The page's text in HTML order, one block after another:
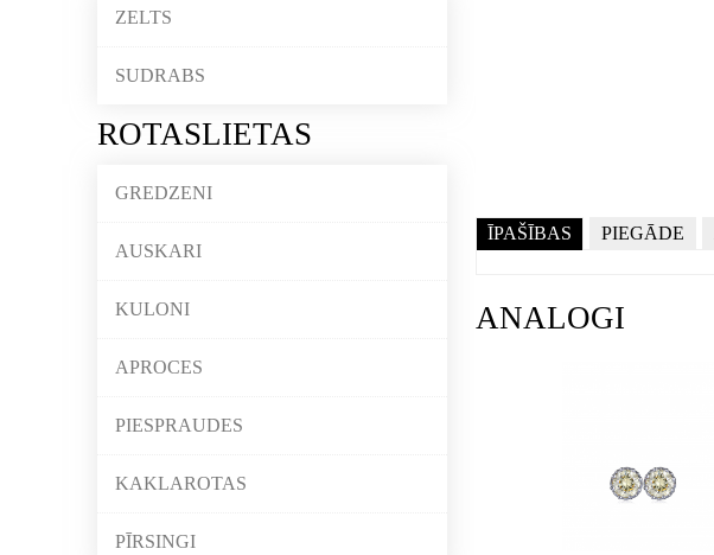
ZELTS
SUDRABS
ROTASLIETAS
GREDZENI
AUSKARI
KULONI
APROCES
PIESPRAUDES
KAKLAROTAS
PĪRSINGI
ĪPAŠĪBAS PIEGĀDE
ANALOGI